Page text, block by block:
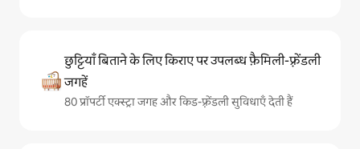
छुट्टियाँ बिताने के लिए किराए पर उपलब्ध फ़ैमिली-फ़्रेंडली
जगहें
80 प्रॉपर्टी एक्स्ट्रा जगह और किड-फ़्रेंडली सुविधाएँ देती हैं